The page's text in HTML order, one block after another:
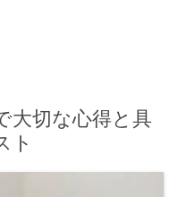
大切な心得と具
ト